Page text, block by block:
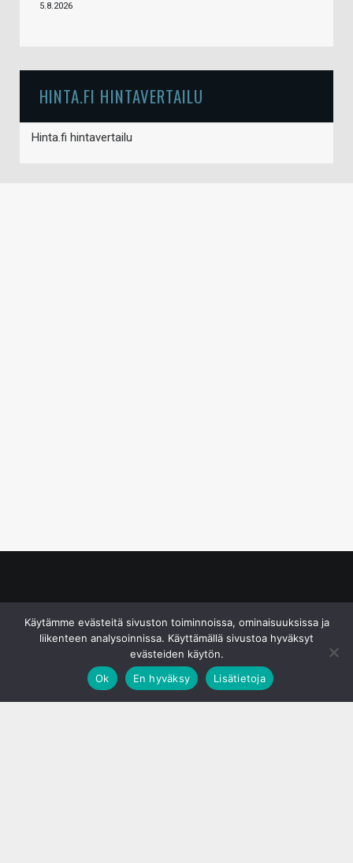
5.8.2026
HINTA.FI HINTAVERTAILU
Hinta.fi hintavertailu
Käytämme evästeitä sivuston toiminnoissa, ominaisuuksissa ja
liikenteen analysoinnissa. Käyttämällä sivustoa hyväksyt
evästeiden käytön.
Ok
En hyväksy Lisätietoja